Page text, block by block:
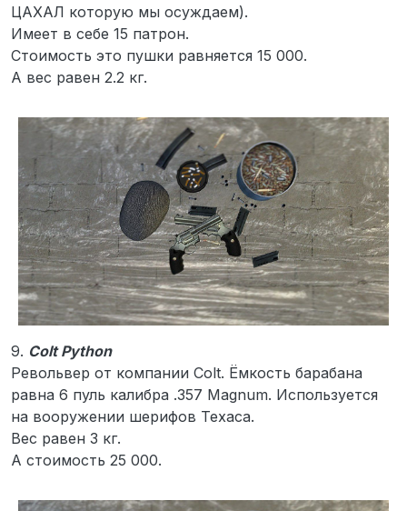
ЦАХАЛ которую мы осуждаем).
Имеет в себе 15 патрон.
Стоимость это пушки равняется 15 000.
А вес равен 2.2 кг.
9. Colt Python
Револьвер от компании Colt. Ёмкость барабана
равна 6 пуль калибра .357 Magnum. Используется
на вооружении шерифов Техаса.
Вес равен 3 кг.
А стоимость 25 000.